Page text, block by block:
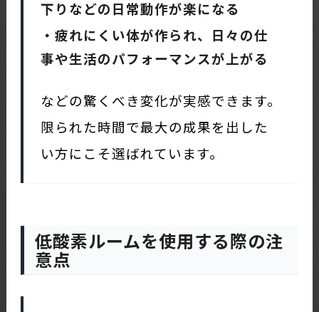
下りなどの日常動作が楽になる
・疲れにくい体が作られ、日々の仕
事や生活のパフォーマンスが上がる
などの驚くべき変化が実感できます。
限られた時間で最大の成果を出した
い方にこそ選ばれています。
低酸素ルームを使用する際の注
意点